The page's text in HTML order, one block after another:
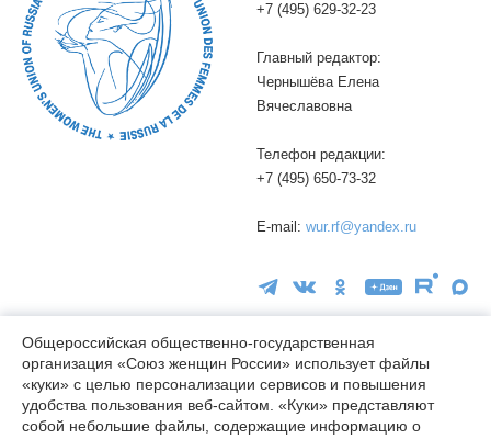
+7 (495) 629-32-23
Главный редактор:
Чернышёва Елена
Вячеславовна
Телефон редакции:
+7 (495) 650-73-32
E-mail: wur.rf@yandex.ru
16+
© wuor.ru Использование материалов сайта разрешается только
при указании ссылки на источник
Общероссийская общественно-государственная
организация «Союз женщин России» использует файлы
«куки» с целью персонализации сервисов и повышения
удобства пользования веб-сайтом. «Куки» представляют
собой небольшие файлы, содержащие информацию о